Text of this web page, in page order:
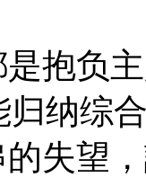
抱负
归纳综
失望